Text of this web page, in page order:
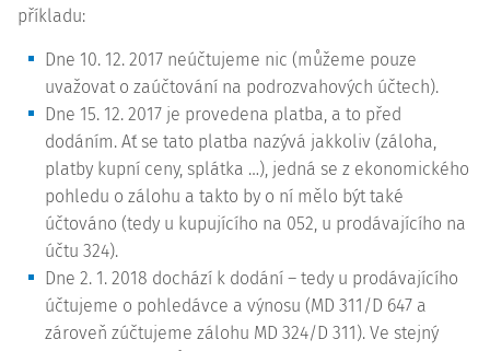
příkladu:
Dne 10. 12. 2017 neúčtujeme nic (můžeme pouze
uvažovat o zaúčtování na podrozvahových účtech).
Dne 15. 12. 2017 je provedena platba, a to před
dodáním. Ať se tato platba nazývá jakkoliv (záloha,
platby kupní ceny, splátka …), jedná se z ekonomického
pohledu o zálohu a takto by o ní mělo být také
účtováno (tedy u kupujícího na 052, u prodávajícího na
účtu 324).
Dne 2. 1. 2018 dochází k dodání – tedy u prodávajícího
účtujeme o pohledávce a výnosu (MD 311/D 647 a
zároveň zúčtujeme zálohu MD 324/D 311). Ve stejný